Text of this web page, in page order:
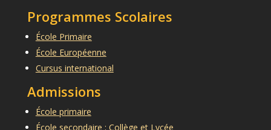
Programmes Scolaires
École Primaire
École Européenne
Cursus international
Admissions
École primaire
École secondaire : Collège et Lycée